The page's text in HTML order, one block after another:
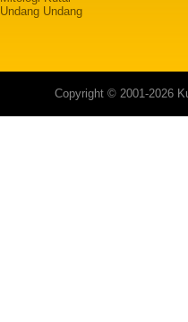
Undang Undang
Copyright © 2001-2026